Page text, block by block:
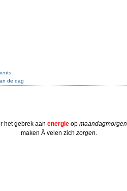
de dag
het gebrek aan energieop maandagmorgen
maken Â velen zich zorgen.